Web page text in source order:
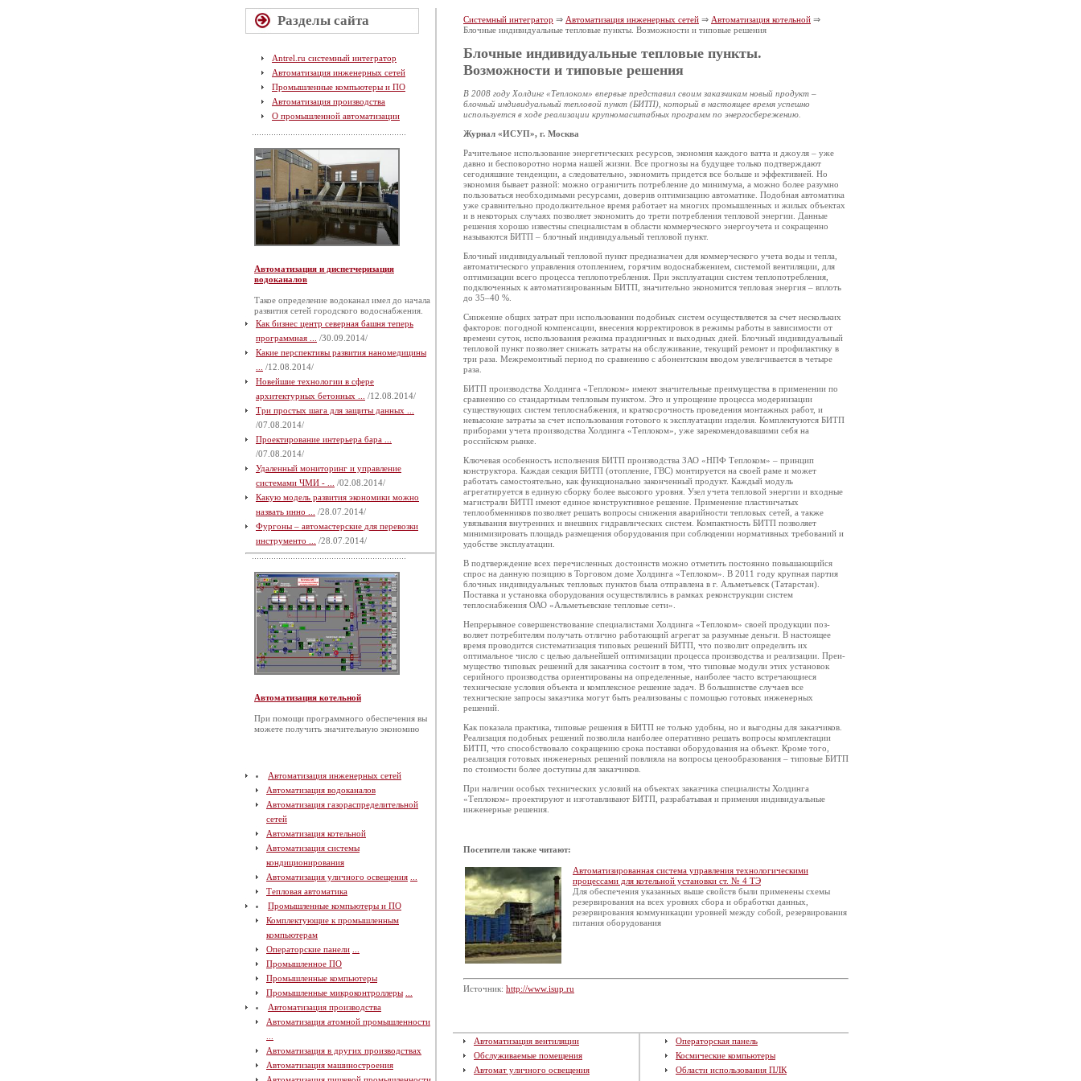
Разделы сайта
Antrel.ru системный интегратор
Автоматизация инженерных сетей
Промышленные компьютеры и ПО
Автоматизация производства
О промышленной автоматизации
Автоматизация и диспетчеризация
водоканалов
Такое определение водоканал имел до начала
развития сетей городского водоснабжения.
Как бизнес центр северная башня теперь
программная ...
/30.09.2014/
Какие перспективы развития наномедицины
/12.08.2014/
Новейшие технологии в сфере
архитектурных бетонных ...
/12.08.2014/
Три простых шага для защиты данных ...
/07.08.2014/
Проектирование интерьера бара ...
/07.08.2014/
Удаленный мониторинг и управление
системами ЧМИ - ...
/02.08.2014/
Какую модель развития экономики можно
назвать инно ...
/28.07.2014/
Фургоны – автомастерские для перевозки
инструменто ...
/28.07.2014/
Автоматизация котельной
При помощи программного обеспечения вы
можете получить значительную экономию
Автоматизация инженерных сетей
Автоматизация водоканалов
Автоматизация газораспределительной
сетей
Автоматизация котельной
Автоматизация системы
кондиционирования
Автоматизация уличного освещения
Тепловая автоматика
Промышленные компьютеры и ПО
Комплектующие к промышленным
компьютерам
Операторские панели
Промышленное ПО
Промышленные компьютеры
Промышленные микроконтроллеры
Автоматизация производства
Автоматизация атомной промышленности
Автоматизация в других производствах
Автоматизация машиностроения
Системный интегратор ⇒ Автоматизация инженерных сетей ⇒ Автоматизация котельной ⇒
Блочные индивидуальные тепловые пункты. Возможности и типовые решения
Блочные индивидуальные тепловые пункты.
Возможности и типовые решения
В 2008 году Холдинг «Теплоком» впервые представил своим заказчикам новый продукт –
блочный индивидуальный тепловой пункт (БИТП), который в настоящее время успешно
используется в ходе реализации крупномасштабных программ по энергосбережению.
Журнал «ИСУП», г. Москва
Рачительное использование энергетических ресурсов, экономия каждого ватта и джоуля – уже
давно и бесповоротно норма нашей жизни. Все прогнозы на будущее только подтверждают
сегодняшние тенденции, а следовательно, экономить придется все больше и эффективней. Но
экономия бывает разной: можно ограничить потребление до минимума, а можно более разумно
пользоваться необходимыми ресурсами, доверив оптимизацию автоматике. Подобная автоматика
уже сравнительно продолжительное время работает на многих промышленных и жилых объектах
и в некоторых случаях позволяет экономить до трети потреб­ления тепловой энергии. Данные
решения хорошо известны специалистам в области коммерческого энергоучета и сокращенно
называются БИТП – блочный индивидуальный тепловой пункт.
Блочный индивидуальный теп­ловой пункт предназначен для коммерческого учета воды и теп­ла,
автоматического управления отоплением, горячим водоснабжением, системой вентиляции, для
оптимизации всего процесса теплопотреб­ления. При эксплуатации систем теплопотребления,
подключенных к автоматизированным БИТП, значительно экономится тепловая энергия – вплоть
до 35–40 %.
Снижение общих затрат при использовании подобных систем осуществляется за счет нескольких
факторов: погодной компенсации, внесения корректировок в режимы работы в зависимости от
времени суток, использования режима праздничных и выходных дней. Блочный индивидуальный
тепловой пункт позволяет снижать затраты на обслуживание, текущий ремонт и профилактику в
три раза. Межремонтный период по сравнению с абонентским вводом увеличивается в четыре
раза.
БИТП производства Холдинга «Теплоком» имеют значительные преимущества в применении по
сравнению со стандартным тепловым пунктом. Это и упрощение процесса модернизации
существующих систем теплоснабжения, и краткосрочность проведения монтажных работ, и
невысокие затраты за счет использования готового к эксплуатации изделия. Комплектуются БИТП
приборами учета производства Холдинга «Теплоком», уже зарекомендовавшими себя на
российском рынке.
Ключевая особенность исполнения БИТП производства ЗАО «НПФ Теплоком» – принцип
конструктора. Каждая секция БИТП (отопление, ГВС) монтируется на своей раме и может
работать самостоятельно, как функционально законченный продукт. Каждый модуль
агрегатируется в единую сборку более высокого уровня. Узел учета тепловой энергии и входные
магистрали БИТП имеют единое конструктивное решение. Применение пластинчатых
теплообменников позволяет решать вопросы снижения аварийности тепловых сетей, а также
увязывания внутренних и внешних гидравлических систем. Компактность БИТП позволяет
минимизировать площадь размещения оборудования при соблюдении нормативных требований и
удобстве эксплуатации.
В подтверждение всех перечисленных достоинств можно отметить постоянно повышающийся
спрос на данную позицию в Торговом доме Холдинга «Теплоком». В 2011 году крупная партия
блочных индивидуальных тепловых пунктов была отправлена в г. Альметьевск (Татарстан).
Поставка и установка оборудования осуществлялись в рамках реконструкции систем
теплоснабжения ОАО «Альметьевские тепловые сети».
Непрерывное совершенствование специалистами Холдинга «Теп­ло­ком» своей продукции поз­
воляет потребителям получать отлично работающий агрегат за разумные деньги. В настоящее
время проводится систематизация типовых решений БИТП, что позволит определить их
оптимальное число с целью дальнейшей оптимизации процесса производства и реализации. Преи­
мущество типовых решений для заказчика состоит в том, что типовые модули этих установок
серийного производства ориентированы на определенные, наиболее часто встречающиеся
технические условия объекта и комплексное решение задач. В большинстве случаев все
технические запросы заказчика могут быть реализованы с помощью готовых инженерных
решений.
Как показала практика, типовые решения в БИТП не только удобны, но и выгодны для заказчиков.
Реализация подобных решений позволила наиболее оперативно решать вопросы комплектации
БИТП, что способствовало сокращению срока поставки оборудования на объект. Кроме того,
реализация готовых инженерных решений повлияла на вопросы ценообразования – типовые БИТП
по стоимости более доступны для заказчиков.
При наличии особых технических условий на объектах заказчика специалисты Холдинга
«Теплоком» проектируют и изготавливают БИТП, разрабатывая и применяя индивидуальные
инженерные решения.
Посетители также читают:
Автоматизированная система управления технологическими
процессами для котельной установки ст. № 4 ТЭ
Для обеспечения указанных выше свойств были применены схемы
резервирования на всех уровнях сбора и обработки данных,
резервирования коммуникации уровней между собой, резервирования
питания оборудования
Источник: http://www.isup.ru
Автоматизация вентиляции
Обслуживаемые помещения
Автомат уличного освещения
Операторская панель
Космические компьютеры
Области использования ПЛК